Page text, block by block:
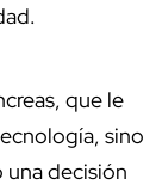
que le
sino
una decisión